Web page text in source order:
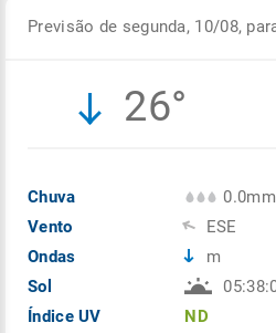
Previsão de segunda, 10/08,
26°
Chuva
Vento
Ondas
Sol
Índice UV
0.0mm
ESE
m
ND